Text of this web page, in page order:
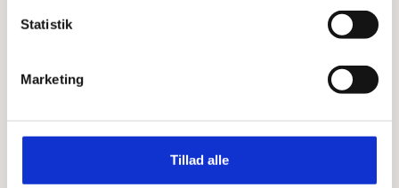
Statistik
Marketing
Tillad alle
'SKAL DU MED'-FOLDER